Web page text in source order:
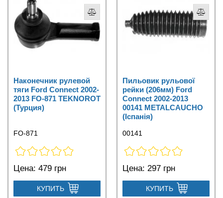
Наконечник рулевой
тяги Ford Connect 2002-
2013 FO-871 TEKNOROT
(Турция)
FO-871
Цена: 479 грн
КУПИТЬ
Пильовик рульової
рейки (206мм) Ford
Connect 2002-2013
00141 METALCAUCHO
(Іспанія)
00141
Цена: 297 грн
КУПИТЬ